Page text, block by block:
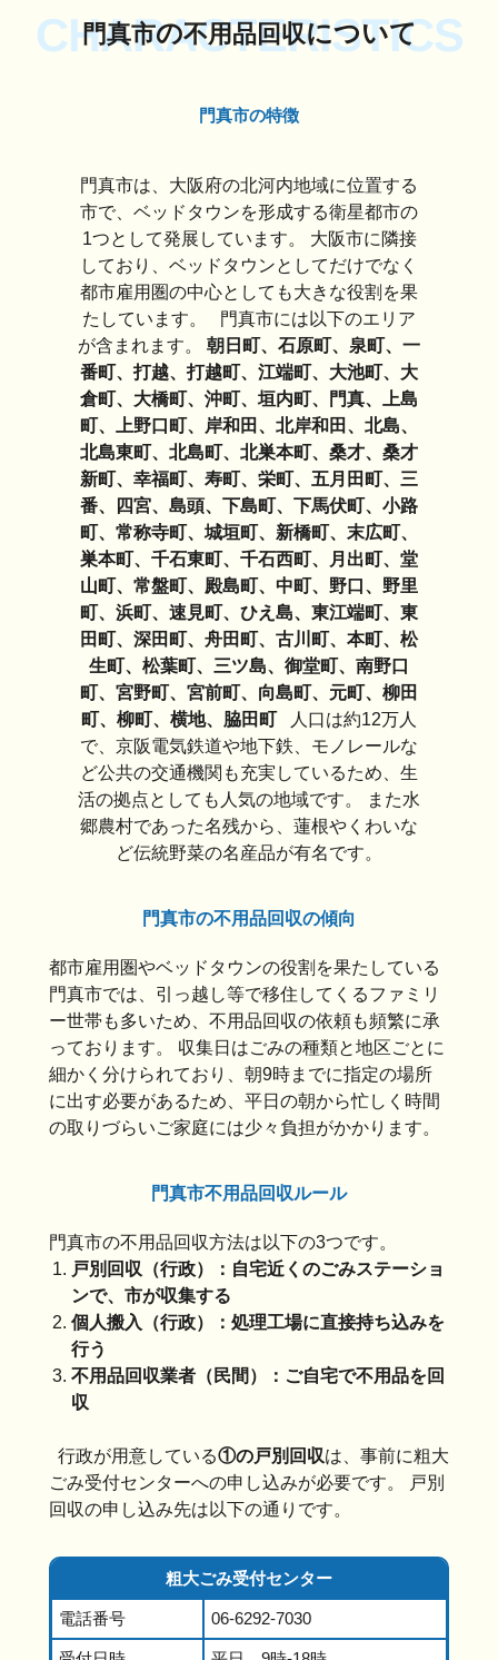
CHARACTERISTICS
門真市の不用品回収について
門真市の特徴
門真市は、大阪府の北河内地域に位置する
市で、ベッドタウンを形成する衛星都市の
1つとして発展しています。 大阪市に隣接
しており、ベッドタウンとしてだけでなく
都市雇用圏の中心としても大きな役割を果
たしています。 門真市には以下のエリア
が含まれます。 朝日町、石原町、泉町、一
番町、打越、打越町、江端町、大池町、大
倉町、大橋町、沖町、垣内町、門真、上島
町、上野口町、岸和田、北岸和田、北島、
北島東町、北島町、北巣本町、桑才、桑才
新町、幸福町、寿町、栄町、五月田町、三
番、四宮、島頭、下島町、下馬伏町、小路
町、常称寺町、城垣町、新橋町、末広町、
巣本町、千石東町、千石西町、月出町、堂
山町、常盤町、殿島町、中町、野口、野里
町、浜町、速見町、ひえ島、東江端町、東
田町、深田町、舟田町、古川町、本町、松
生町、松葉町、三ツ島、御堂町、南野口
町、宮野町、宮前町、向島町、元町、柳田
町、柳町、横地、脇田町 人口は約12万人
で、京阪電気鉄道や地下鉄、モノレールな
ど公共の交通機関も充実しているため、生
活の拠点としても人気の地域です。 また水
郷農村であった名残から、蓮根やくわいな
ど伝統野菜の名産品が有名です。
門真市の不用品回収の傾向
都市雇用圏やベッドタウンの役割を果たしている
門真市では、引っ越し等で移住してくるファミリ
ー世帯も多いため、不用品回収の依頼も頻繁に承
っております。 収集日はごみの種類と地区ごとに
細かく分けられており、朝9時までに指定の場所
に出す必要があるため、平日の朝から忙しく時間
の取りづらいご家庭には少々負担がかかります。
門真市不用品回収ルール
門真市の不用品回収方法は以下の3つです。
戸別回収（行政）：自宅近くのごみステーショ
ンで、市が収集する
個人搬入（行政）：処理工場に直接持ち込みを
行う
不用品回収業者（民間）：ご自宅で不用品を回
収
行政が用意している①の戸別回収は、事前に粗大
ごみ受付センターへの申し込みが必要です。 戸別
回収の申し込み先は以下の通りです。
粗大ごみ受付センター
電話番号 06-6292-7030